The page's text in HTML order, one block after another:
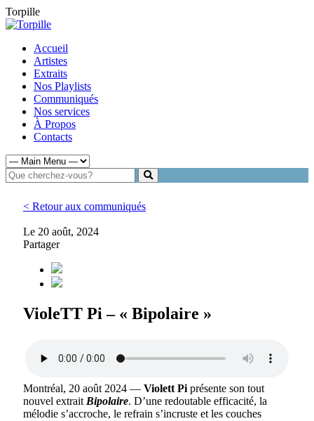
Torpille
Accueil
Artistes
Extraits
Nos Playlists
Communiqués
Nos services
À Propos
Contacts
< Retour aux communiqués
Le 20 août, 2024
Partager
VioleTT Pi – « Bipolaire »
Montréal, 20 août 2024 — Violett Pi présente son tout
nouvel extrait Bipolaire. D’une redoutable efficacité, la
mélodie s’accroche, le refrain s’incruste et les couches